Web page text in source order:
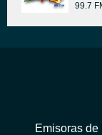
99.7
Emisoras